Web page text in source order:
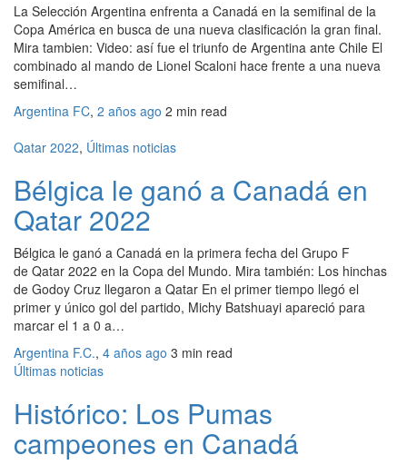
La Selección Argentina enfrenta a Canadá en la semifinal de la
Copa América en busca de una nueva clasificación la gran final.
Mira tambien: Video: así fue el triunfo de Argentina ante Chile El
combinado al mando de Lionel Scaloni hace frente a una nueva
semifinal…
Argentina FC, 2 años ago 2 min read
Qatar 2022, Últimas noticias
Bélgica le ganó a Canadá en
Qatar 2022
Bélgica le ganó a Canadá en la primera fecha del Grupo F
de Qatar 2022 en la Copa del Mundo. Mira también: Los hinchas
de Godoy Cruz llegaron a Qatar En el primer tiempo llegó el
primer y único gol del partido, Michy Batshuayi apareció para
marcar el 1 a 0 a…
Argentina F.C., 4 años ago 3 min read
Últimas noticias
Histórico: Los Pumas
campeones en Canadá